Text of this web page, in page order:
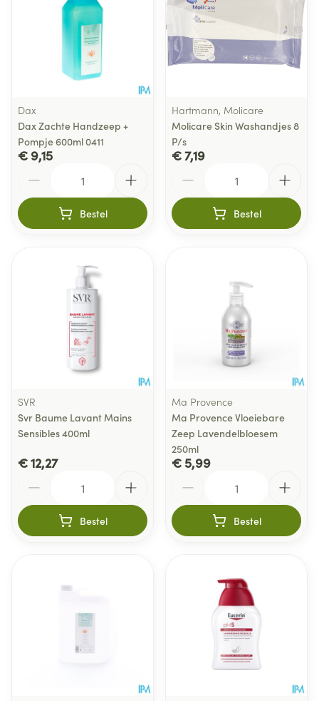
Dax
Dax Zachte Handzeep +
Pompje 600ml 0411
€ 9,15
Bestel
Hartmann, Molicare
Molicare Skin Washandjes 8
P/s
€ 7,19
Bestel
SVR
Svr Baume Lavant Mains
Sensibles 400ml
€ 12,27
Bestel
Ma Provence
Ma Provence Vloeiebare
Zeep Lavendelbloesem
250ml
€ 5,99
Bestel